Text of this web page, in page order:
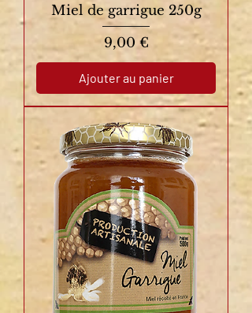
Miel de garrigue 250g
Prix
9,00 €
Ajouter au panier